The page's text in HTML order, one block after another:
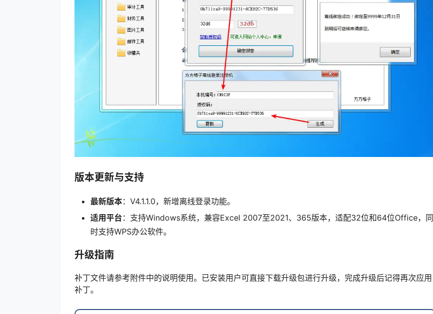
版本更新与支持
最新版本：V4.1.1.0，新增离线登录功能。
适用平台 ：支持Windows系统，兼容Excel 2007至2021、365版本，适配32位和64位Office，同
时支持WPS办公软件。
升级指南
补丁文件请参考附件中的说明使用。已安装用户可直接下载升级包进行升级，完成升级后记得再次应用
补丁。